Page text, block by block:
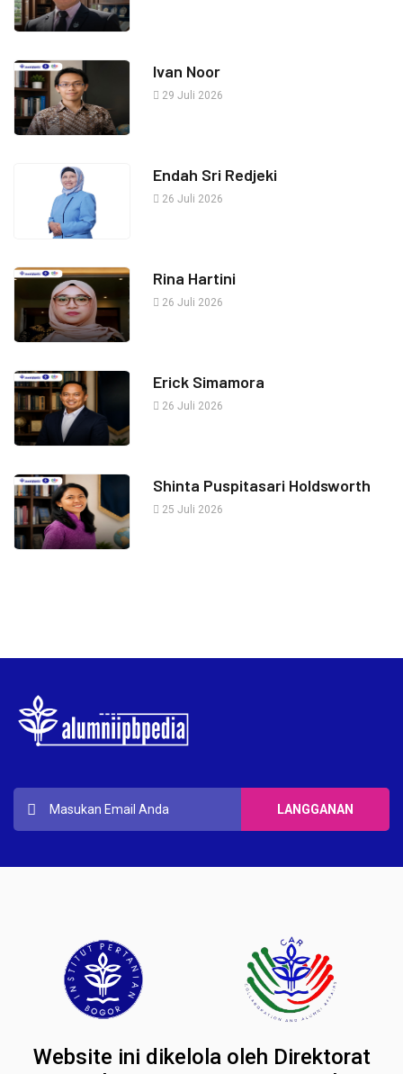
Ivan Noor
29 Juli 2026
Endah Sri Redjeki
26 Juli 2026
Rina Hartini
26 Juli 2026
Erick Simamora
26 Juli 2026
Shinta Puspitasari Holdsworth
25 Juli 2026
Website ini dikelola oleh Direktorat